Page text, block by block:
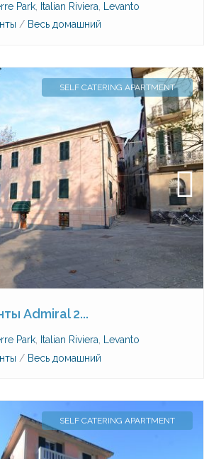
Park, Italian Riviera
Levanto
/ Весь домашний
SELF CATERING APARTMENT
Admiral 2...
Park, Italian Riviera, Levanto
/ Весь домашний
SELF CATERING APARTMENT